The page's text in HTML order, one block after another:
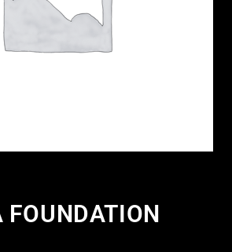
FOUNDATION